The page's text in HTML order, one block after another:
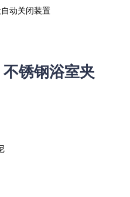
动关闭装置
不锈钢浴室夹